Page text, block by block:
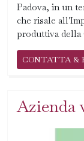
Padova, in un
che risale
produttiva della
CONTATTA &
Azienda